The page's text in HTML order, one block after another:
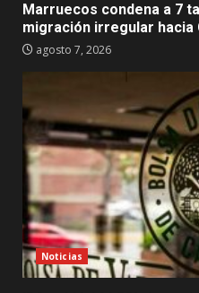
Marruecos condena a 7
migración irregular hacia
agosto 7, 2026
Noticias